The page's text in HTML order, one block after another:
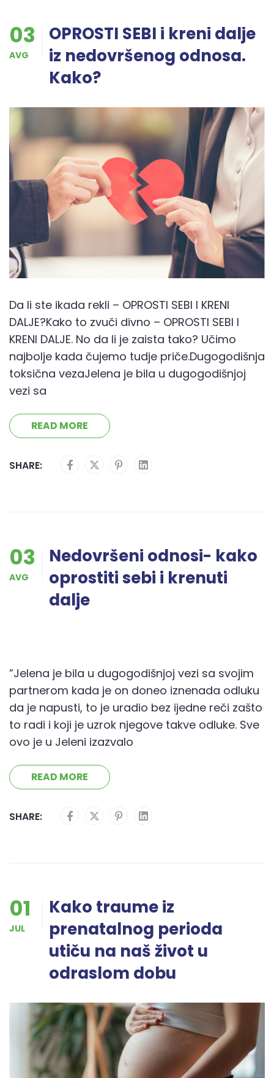
03
AVG
OPROSTI SEBI i kreni dalje
iz nedovršenog odnosa.
Kako?
Da li ste ikada rekli – OPROSTI SEBI I KRENI
DALJE?Kako to zvuči divno – OPROSTI SEBI I
KRENI DALJE. No da li je zaista tako? Učimo
najbolje kada čujemo tudje priče.Dugogodišnja
toksična vezaJelena je bila u dugogodišnjoj
vezi sa
READ MORE
SHARE:
03
AVG
Nedovršeni odnosi- kako
oprostiti sebi i krenuti
dalje
”Jelena je bila u dugogodišnjoj vezi sa svojim
partnerom kada je on doneo iznenada odluku
da je napusti, to je uradio bez ijedne reči zašto
to radi i koji je uzrok njegove takve odluke. Sve
ovo je u Jeleni izazvalo
READ MORE
SHARE:
01
JUL
Kako traume iz
prenatalnog perioda
utiču na naš život u
odraslom dobu